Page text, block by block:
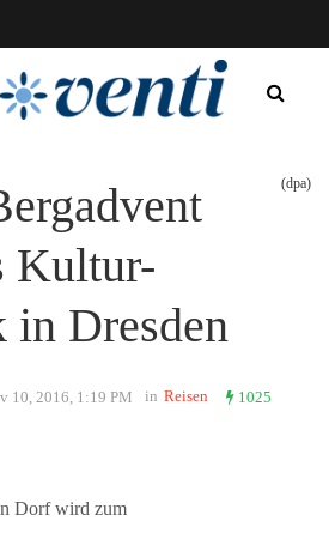
Kultur-
Dresden
(dpa)
10, 2016, 1:19 PM in Reisen 1025
Dorf wird zum